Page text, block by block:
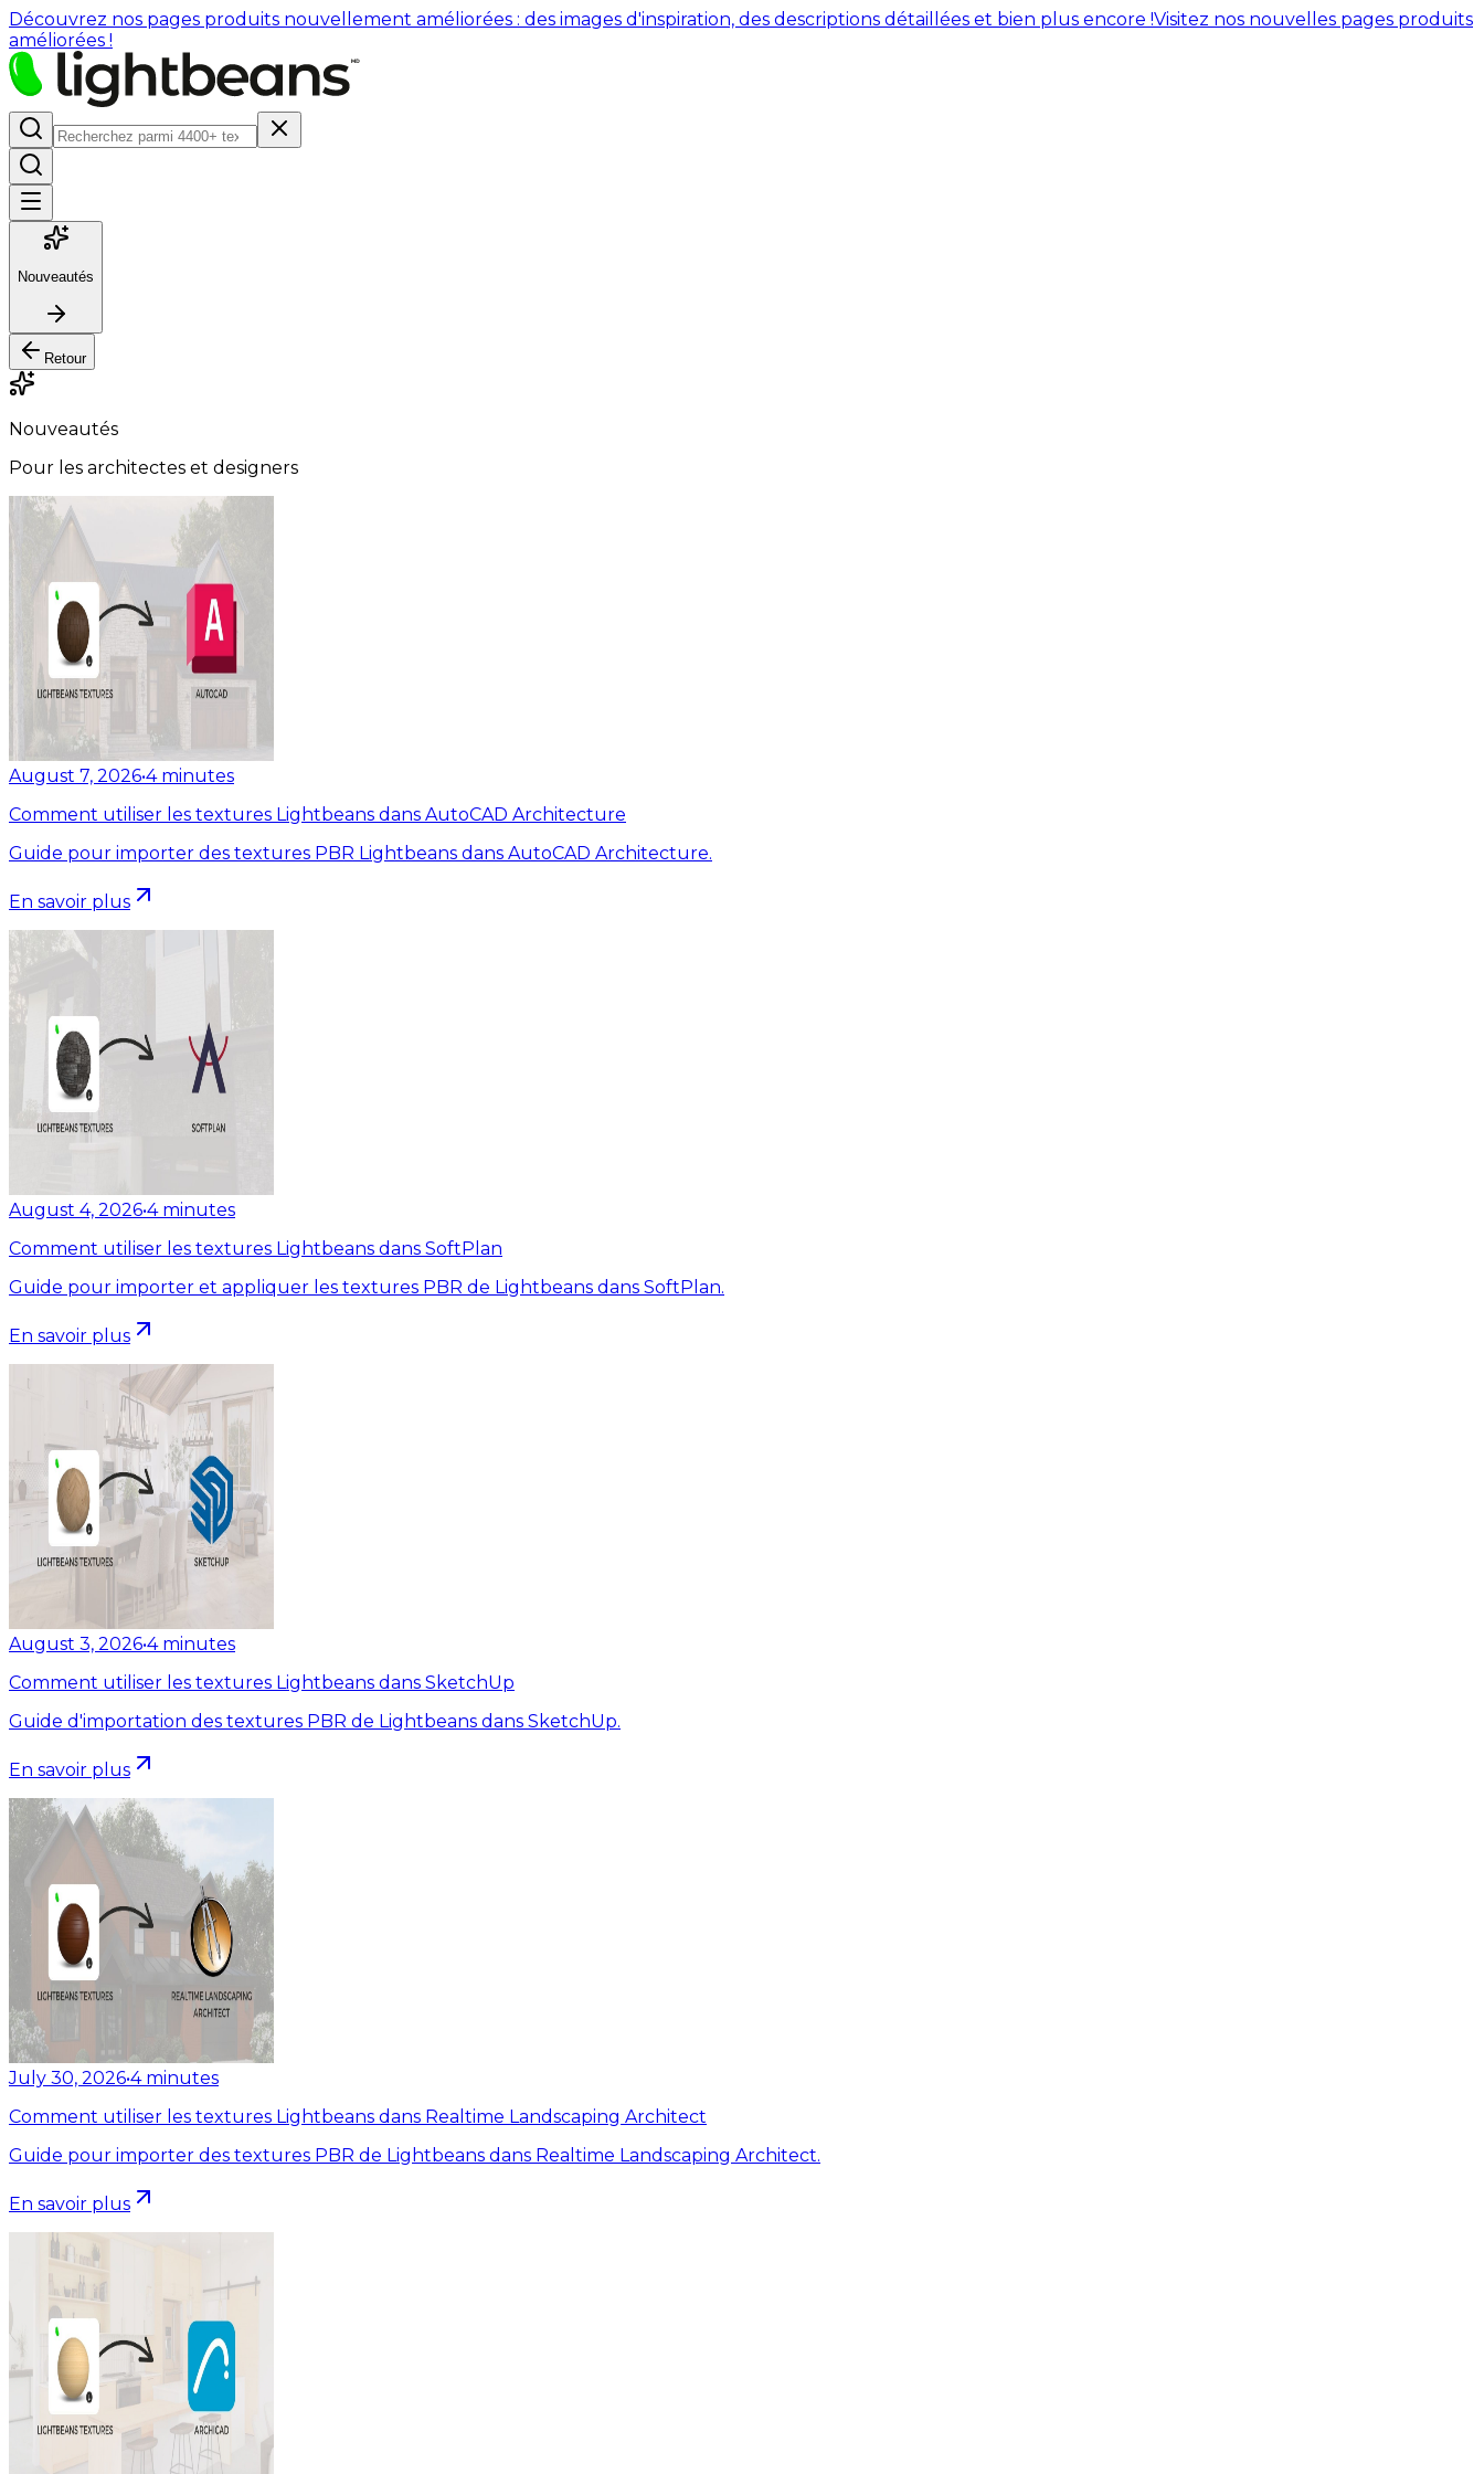
Découvrez nos pages produits nouvellement améliorées : des images d'inspiration, des descriptions détaillées et bien plus encore !Visitez nos nouvelles pages produits
améliorées !
Nouveautés
Retour
Nouveautés
Pour les architectes et designers
August 7, 2026•4 minutes
Comment utiliser les textures Lightbeans dans AutoCAD Architecture
Guide pour importer des textures PBR Lightbeans dans AutoCAD Architecture.
En savoir plus
August 4, 2026•4 minutes
Comment utiliser les textures Lightbeans dans SoftPlan
Guide pour importer et appliquer les textures PBR de Lightbeans dans SoftPlan.
En savoir plus
August 3, 2026•4 minutes
Comment utiliser les textures Lightbeans dans SketchUp
Guide d'importation des textures PBR de Lightbeans dans SketchUp.
En savoir plus
July 30, 2026•4 minutes
Comment utiliser les textures Lightbeans dans Realtime Landscaping Architect
Guide pour importer des textures PBR de Lightbeans dans Realtime Landscaping Architect.
En savoir plus